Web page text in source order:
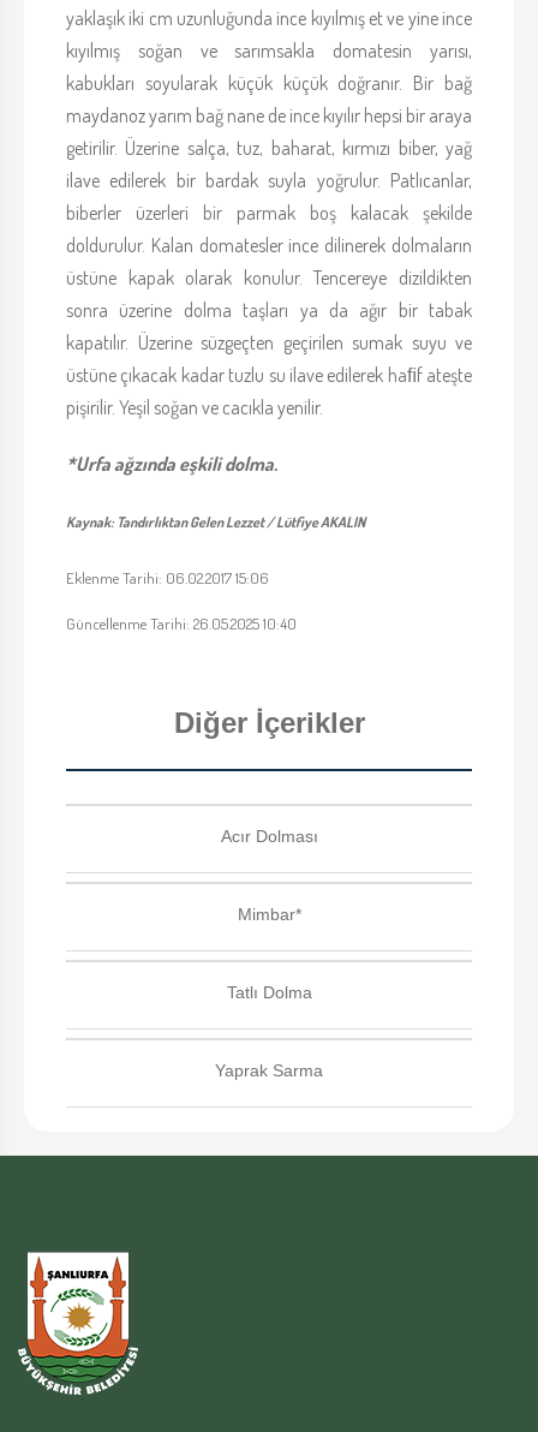
yaklaşık iki cm uzunluğunda ince kıyılmış et ve yine ince
kıyılmış soğan ve sarımsakla domatesin yarısı,
kabukları soyularak küçük küçük doğranır. Bir bağ
maydanoz yarım bağ nane de ince kıyılır hepsi bir araya
getirilir. Üzerine salça, tuz, baharat, kırmızı biber, yağ
ilave edilerek bir bardak suyla yoğrulur. Patlıcanlar,
biberler üzerleri bir parmak boş kalacak şekilde
doldurulur. Kalan domatesler ince dilinerek dolmaların
üstüne kapak olarak konulur. Tencereye dizildikten
sonra üzerine dolma taşları ya da ağır bir tabak
kapatılır. Üzerine süzgeçten geçirilen sumak suyu ve
üstüne çıkacak kadar tuzlu su ilave edilerek haﬁf ateşte
pişirilir. Yeşil soğan ve cacıkla yenilir.
*Urfa ağzında eşkili dolma.
Kaynak: Tandırlıktan Gelen Lezzet / Lütfiye AKALIN
Eklenme Tarihi: 06.02.2017 15:06
Güncellenme Tarihi: 26.05.2025 10:40
Diğer İçerikler
Acır Dolması
Mimbar*
Tatlı Dolma
Yaprak Sarma